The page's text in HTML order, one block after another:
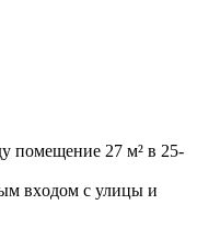
помещение 27 м² в 25-
вхoдoм c улицы и